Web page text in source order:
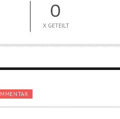
0
X GETEILT